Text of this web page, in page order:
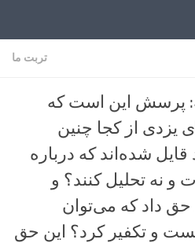
تربت ما
پرسش این است که
یزدی از کجا چنین
شده‌اند که درباره
نه تحلیل کنند؟ و
حق داد که می‌توان
و تکفیر کرد؟ این حق